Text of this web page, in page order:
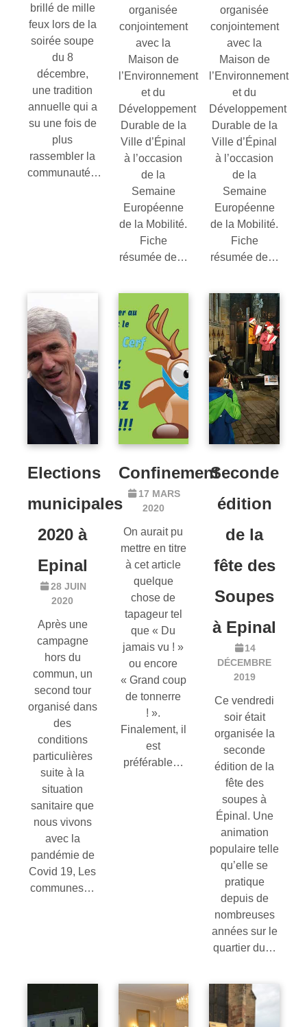
brillé de mille
feux lors de la
soirée soupe
du 8
décembre,
une tradition
annuelle qui a
su une fois de
plus
rassembler la
communauté…
organisée
conjointement
avec la
Maison de
l’Environnement
et du
Développement
Durable de la
Ville d’Épinal
à l’occasion
de la
Semaine
Européenne
de la Mobilité.
Fiche
résumée de…
organisée
conjointement
avec la
Maison de
l’Environnement
et du
Développement
Durable de la
Ville d’Épinal
à l’occasion
de la
Semaine
Européenne
de la Mobilité.
Fiche
résumée de…
Elections
municipales
2020 à
Epinal
28 JUIN
2020
Après une
campagne
hors du
commun, un
second tour
organisé dans
des
conditions
particulières
suite à la
situation
sanitaire que
nous vivons
avec la
pandémie de
Covid 19, Les
communes…
Confinement
17 MARS
2020
On aurait pu
mettre en titre
à cet article
quelque
chose de
tapageur tel
que « Du
jamais vu ! »
ou encore
« Grand coup
de tonnerre
! ».
Finalement, il
est
préférable…
Seconde
édition
de la
fête des
Soupes
à Epinal
14
DÉCEMBRE
2019
Ce vendredi
soir était
organisée la
seconde
édition de la
fête des
soupes à
Épinal. Une
animation
populaire telle
qu’elle se
pratique
depuis de
nombreuses
années sur le
quartier du…